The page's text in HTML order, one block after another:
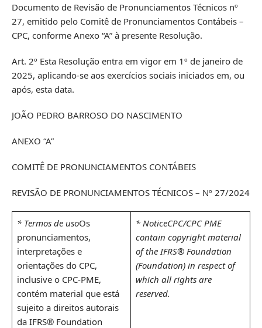
Documento de Revisão de Pronunciamentos Técnicos nº
27, emitido pelo Comitê de Pronunciamentos Contábeis –
CPC, conforme Anexo “A” à presente Resolução.
Art. 2º Esta Resolução entra em vigor em 1º de janeiro de
2025, aplicando-se aos exercícios sociais iniciados em, ou
após, esta data.
JOÃO PEDRO BARROSO DO NASCIMENTO
ANEXO “A”
COMITÊ DE PRONUNCIAMENTOS CONTÁBEIS
REVISÃO DE PRONUNCIAMENTOS TÉCNICOS – Nº 27/2024
* Termos de usoOs
pronunciamentos,
interpretações e
orientações do CPC,
inclusive o CPC-PME,
contém material que está
sujeito a direitos autorais
da IFRS® Foundation
* NoticeCPC/CPC PME
contain copyright material
of the IFRS® Foundation
(Foundation) in respect of
which all rights are
reserved.